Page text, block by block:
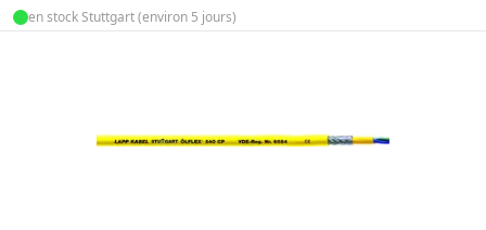
en stock Stuttgart (environ 5 jours)